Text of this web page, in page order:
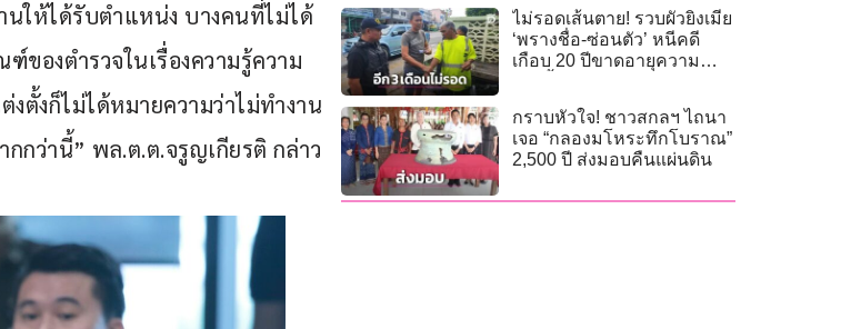
ให้ได้รับตำแหน่ง บางคนที่ไม่ได้
ของตำรวจในเรื่องความรู้ความ
ตั้งก็ไม่ได้หมายความว่าไม่ทำงาน
กว่านี้” พล.ต.ต.จรูญเกียรติ กล่าว
ไม่รอดเส้นตาย! รวบผัวยิงเมีย
‘พรางชื่อ-ซ่อนตัว’ หนีคดี
เกือบ 20 ปีขาดอายุความ
กราบหัวใจ! ชาวสกลฯ ไถนา
เจอ “กลองมโหระทึกโบราณ”
2,500 ปี ส่งมอบคืนแผ่นดิน